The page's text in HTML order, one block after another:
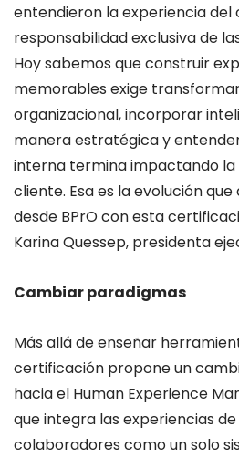
entendieron la experiencia del
responsabilidad exclusiva de
Hoy sabemos que construir
memorables exige
organizacional, incorporar
manera estratégica y
interna termina impactando
cliente. Esa es la evolución
desde BPrO con esta
Karina Quessep, presidenta
Cambiar paradigmas
Más allá de enseñar
certificación propone un
hacia el Human Experience
que integra las experiencias
colaboradores como un solo